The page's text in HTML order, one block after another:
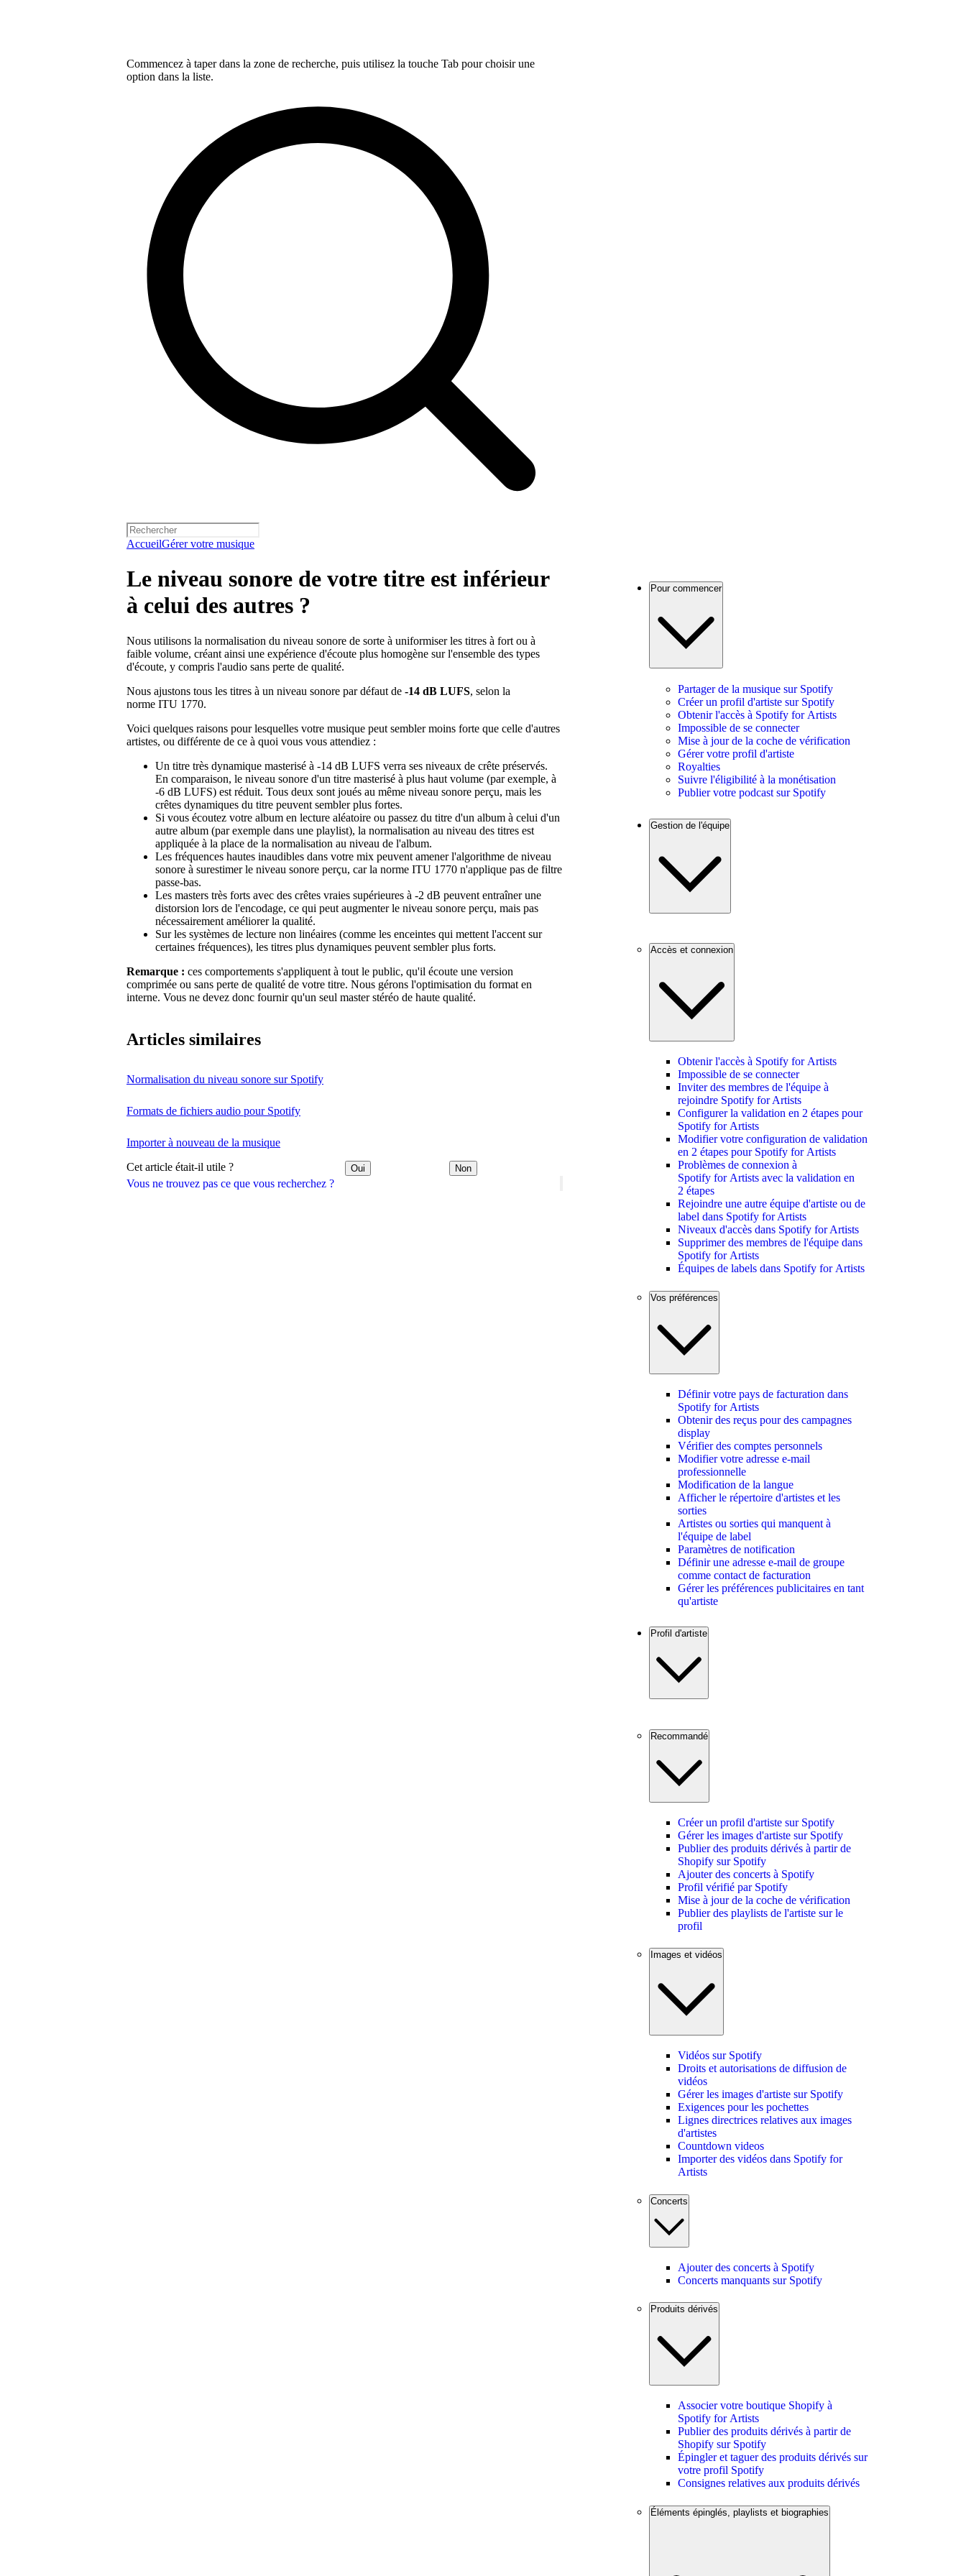
Commencez à taper dans la zone de recherche, puis utilisez la touche Tab pour choisir une
option dans la liste.
AccueilGérer votre musique
Vous ne trouvez pas ce que vous recherchez ?
Le niveau sonore de votre titre est inférieur
à celui des autres ?
Nous utilisons la normalisation du niveau sonore de sorte à uniformiser les titres à fort ou à
faible volume, créant ainsi une expérience d'écoute plus homogène sur l'ensemble des types
d'écoute, y compris l'audio sans perte de qualité.
Nous ajustons tous les titres à un niveau sonore par défaut de -14 dB LUFS, selon la
norme ITU 1770.
Voici quelques raisons pour lesquelles votre musique peut sembler moins forte que celle d'autres
artistes, ou différente de ce à quoi vous vous attendiez :
Un titre très dynamique masterisé à -14 dB LUFS verra ses niveaux de crête préservés.
En comparaison, le niveau sonore d'un titre masterisé à plus haut volume (par exemple, à
-6 dB LUFS) est réduit. Tous deux sont joués au même niveau sonore perçu, mais les
crêtes dynamiques du titre peuvent sembler plus fortes.
Si vous écoutez votre album en lecture aléatoire ou passez du titre d'un album à celui d'un
autre album (par exemple dans une playlist), la normalisation au niveau des titres est
appliquée à la place de la normalisation au niveau de l'album.
Les fréquences hautes inaudibles dans votre mix peuvent amener l'algorithme de niveau
sonore à surestimer le niveau sonore perçu, car la norme ITU 1770 n'applique pas de filtre
passe-bas.
Les masters très forts avec des crêtes vraies supérieures à -2 dB peuvent entraîner une
distorsion lors de l'encodage, ce qui peut augmenter le niveau sonore perçu, mais pas
nécessairement améliorer la qualité.
Sur les systèmes de lecture non linéaires (comme les enceintes qui mettent l'accent sur
certaines fréquences), les titres plus dynamiques peuvent sembler plus forts.
Remarque : ces comportements s'appliquent à tout le public, qu'il écoute une version
comprimée ou sans perte de qualité de votre titre. Nous gérons l'optimisation du format en
interne. Vous ne devez donc fournir qu'un seul master stéréo de haute qualité.
Articles similaires
Normalisation du niveau sonore sur Spotify
Formats de fichiers audio pour Spotify
Importer à nouveau de la musique
Cet article était-il utile ? Oui Non
Pour commencer
Partager de la musique sur Spotify
Créer un profil d'artiste sur Spotify
Obtenir l'accès à Spotify for Artists
Impossible de se connecter
Mise à jour de la coche de vérification
Gérer votre profil d'artiste
Royalties
Suivre l'éligibilité à la monétisation
Publier votre podcast sur Spotify
Gestion de l'équipe
Accès et connexion
Obtenir l'accès à Spotify for Artists
Impossible de se connecter
Inviter des membres de l'équipe à
rejoindre Spotify for Artists
Configurer la validation en 2 étapes pour
Spotify for Artists
Modifier votre configuration de validation
en 2 étapes pour Spotify for Artists
Problèmes de connexion à
Spotify for Artists avec la validation en
2 étapes
Rejoindre une autre équipe d'artiste ou de
label dans Spotify for Artists
Niveaux d'accès dans Spotify for Artists
Supprimer des membres de l'équipe dans
Spotify for Artists
Équipes de labels dans Spotify for Artists
Vos préférences
Définir votre pays de facturation dans
Spotify for Artists
Obtenir des reçus pour des campagnes
display
Vérifier des comptes personnels
Modifier votre adresse e-mail
professionnelle
Modification de la langue
Afficher le répertoire d'artistes et les
sorties
Artistes ou sorties qui manquent à
l'équipe de label
Paramètres de notification
Définir une adresse e-mail de groupe
comme contact de facturation
Gérer les préférences publicitaires en tant
qu'artiste
Profil d'artiste
Recommandé
Créer un profil d'artiste sur Spotify
Gérer les images d'artiste sur Spotify
Publier des produits dérivés à partir de
Shopify sur Spotify
Ajouter des concerts à Spotify
Profil vérifié par Spotify
Mise à jour de la coche de vérification
Publier des playlists de l'artiste sur le
profil
Images et vidéos
Vidéos sur Spotify
Droits et autorisations de diffusion de
vidéos
Gérer les images d'artiste sur Spotify
Exigences pour les pochettes
Lignes directrices relatives aux images
d'artistes
Countdown videos
Importer des vidéos dans Spotify for
Artists
Concerts
Ajouter des concerts à Spotify
Concerts manquants sur Spotify
Produits dérivés
Associer votre boutique Shopify à
Spotify for Artists
Publier des produits dérivés à partir de
Shopify sur Spotify
Épingler et taguer des produits dérivés sur
votre profil Spotify
Consignes relatives aux produits dérivés
Éléments épinglés, playlists et biographies